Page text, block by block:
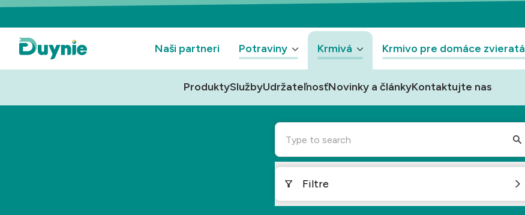
Naši partneri Potraviny Krmivá Krmivo pre domáce zvieratá
ProduktySlužbyUdržateľnosťNovinky a článkyKontaktujte nas
Type to search
Filtre